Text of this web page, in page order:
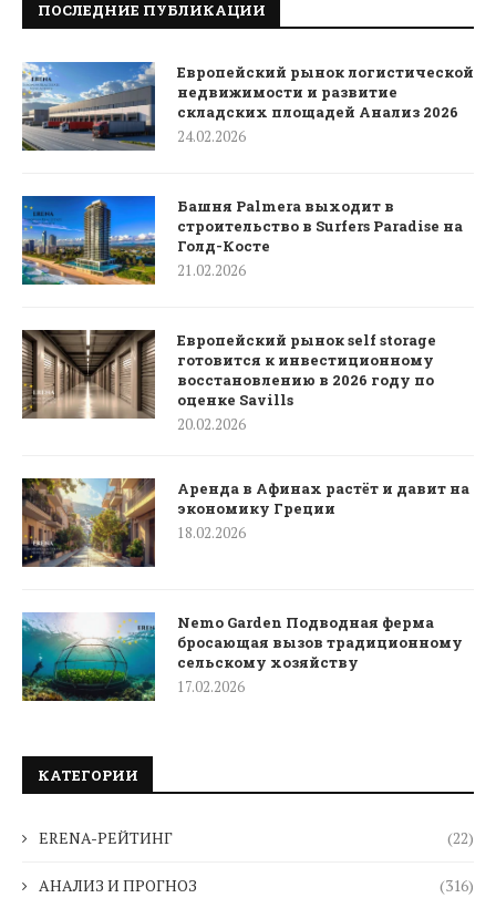
ПОСЛЕДНИЕ ПУБЛИКАЦИИ
Европейский рынок логистической
недвижимости и развитие
складских площадей Анализ 2026
24.02.2026
Башня Palmera выходит в
строительство в Surfers Paradise на
Голд-Косте
21.02.2026
Европейский рынок self storage
готовится к инвестиционному
восстановлению в 2026 году по
оценке Savills
20.02.2026
Аренда в Афинах растёт и давит на
экономику Греции
18.02.2026
Nemo Garden Подводная ферма
бросающая вызов традиционному
сельскому хозяйству
17.02.2026
КАТЕГОРИИ
ERENA-РЕЙТИНГ (22)
АНАЛИЗ И ПРОГНОЗ (316)